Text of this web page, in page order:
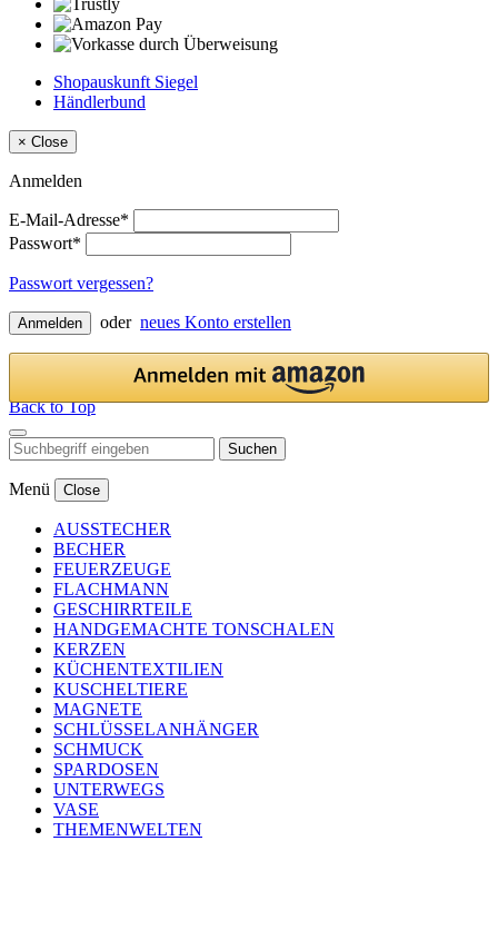
Shopauskunft Siegel
Händlerbund
× Close
Anmelden
E-Mail-Adresse*
Passwort*
Passwort vergessen?
Anmelden oder neues Konto erstellen
Back to Top
Suchen
Menü Close
AUSSTECHER
BECHER
FEUERZEUGE
FLACHMANN
GESCHIRRTEILE
HANDGEMACHTE TONSCHALEN
KERZEN
KÜCHENTEXTILIEN
KUSCHELTIERE
MAGNETE
SCHLÜSSELANHÄNGER
SCHMUCK
SPARDOSEN
UNTERWEGS
VASE
THEMENWELTEN